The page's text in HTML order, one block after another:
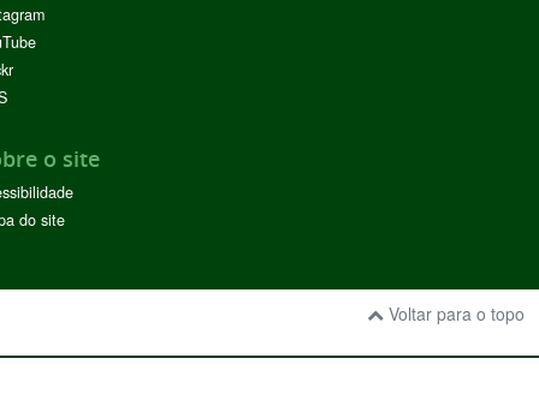
o site
do site
Voltar para o topo